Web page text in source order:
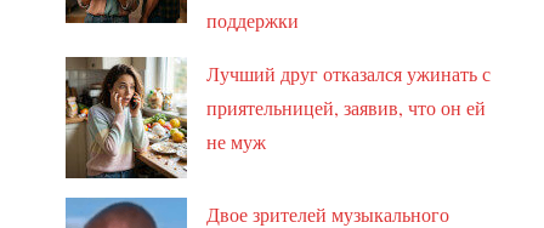
поддержки
Лучший друг отказался ужинать с
приятельницей, заявив, что он ей
не муж
Двое зрителей музыкального